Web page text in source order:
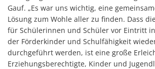
Gauf. „Es war uns wichtig, eine
Lösung zum Wohle aller zu finden. Dass
für Schülerinnen und Schüler vor Eintritt
der Förderkinder und Schulfähigkeit
durchgeführt werden, ist eine große
Erziehungsberechtigte, Kinder und